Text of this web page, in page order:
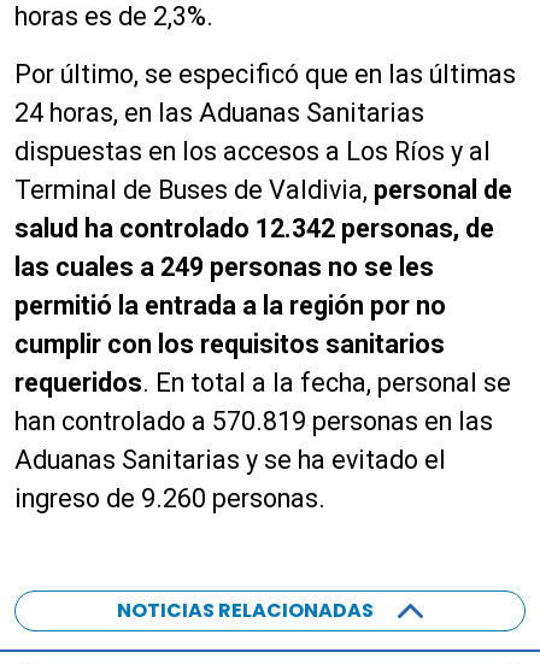
horas es de 2,3%.
Por último, se especificó que en las últimas
24 horas, en las Aduanas Sanitarias
dispuestas en los accesos a Los Ríos y al
Terminal de Buses de Valdivia, personal de
salud ha controlado 12.342 personas, de
las cuales a 249 personas no se les
permitió la entrada a la región por no
cumplir con los requisitos sanitarios
requeridos. En total a la fecha, personal se
han controlado a 570.819 personas en las
Aduanas Sanitarias y se ha evitado el
ingreso de 9.260 personas.
NOTICIAS RELACIONADAS